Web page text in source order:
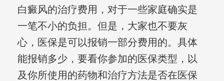
白癜风的治疗费用，对于一些家庭确实是
一笔不小的负担。但是，大家也不要灰
心，医保是可以报销一部分费用的。具体
能报销多少，要看你参加的医保类型，以
及你所使用的药物和治疗方法是否在医保